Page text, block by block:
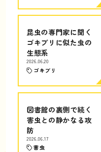
昆虫の専門家に聞く
ゴキブリに似た虫の
生態系
2026.06.20
ゴキブリ
図書館の裏側で続く
害虫との静かなる攻
防
2026.06.17
害虫